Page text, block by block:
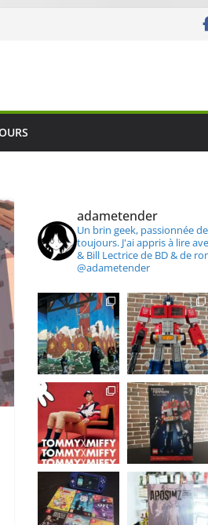
adametender
Un brin geek, passionnée
toujours. J'ai appris à lire
& Bill Lectrice de BD & de
@adametender